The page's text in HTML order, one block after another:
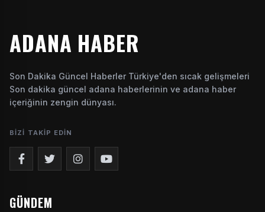
ADANA HABER
Son Dakika Güncel Haberler Türkiye'den sıcak gelişmeleri
Son dakika güncel adana haberlerinin ve adana haber
içeriğinin zengin dünyası.
BIZI TAKIP EDIN
GÜNDEM